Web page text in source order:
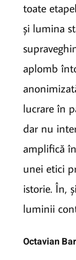
toate
și lumina
aplomb
lucrare în
dar nu
amplifică
unei etici
istorie. În,
luminii
Octavian